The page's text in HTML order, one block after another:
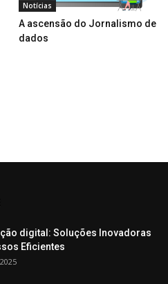
Notícias
A ascensão do Jornalismo de
dados
digital: Soluções Inovadoras
Eficientes